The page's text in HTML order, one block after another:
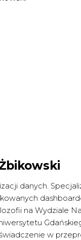
danych.
na Wydziale
w